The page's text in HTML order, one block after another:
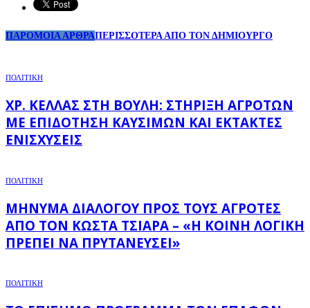
ΠΑΡΟΜΟΙΑ ΑΡΘΡΑΠΕΡΙΣΣΟΤΕΡΑ ΑΠΟ ΤΟΝ ΔΗΜΙΟΥΡΓΟ
ΠΟΛΙΤΙΚΗ
ΧΡ. ΚΈΛΛΑΣ ΣΤΗ ΒΟΥΛΉ: ΣΤΉΡΙΞΗ ΑΓΡΟΤΏΝ
ΜΕ ΕΠΙΔΌΤΗΣΗ ΚΑΥΣΊΜΩΝ ΚΑΙ ΈΚΤΑΚΤΕΣ
ΕΝΙΣΧΎΣΕΙΣ
ΠΟΛΙΤΙΚΗ
ΜΉΝΥΜΑ ΔΙΑΛΌΓΟΥ ΠΡΟΣ ΤΟΥΣ ΑΓΡΌΤΕΣ
ΑΠΌ ΤΟΝ ΚΏΣΤΑ ΤΣΙΆΡΑ – «Η ΚΟΙΝΉ ΛΟΓΙΚΉ
ΠΡΈΠΕΙ ΝΑ ΠΡΥΤΑΝΕΎΣΕΙ»
ΠΟΛΙΤΙΚΗ